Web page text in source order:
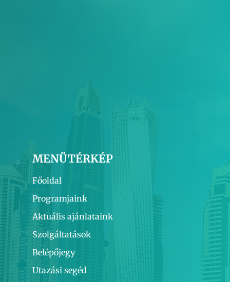
MENÜTÉRKÉP
Főoldal
Programjaink
Aktuális ajánlataink
Szolgáltatások
Belépőjegy
Utazási segéd